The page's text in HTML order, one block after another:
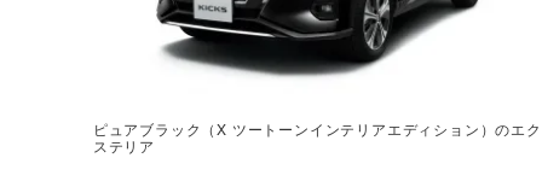
ピュアブラック（X ツートーンインテリアエディション）のエク
ステリア